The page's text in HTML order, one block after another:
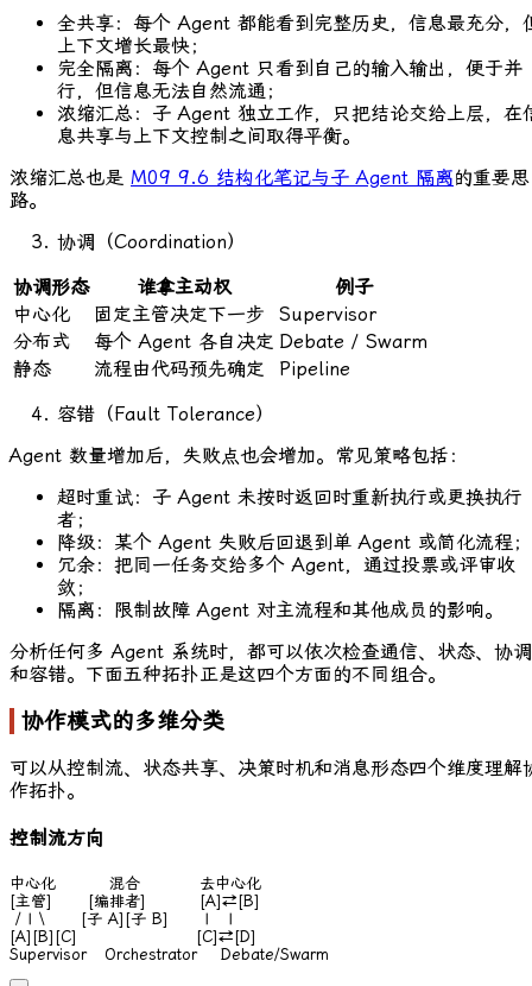
全共享：每个 Agent 都能看到完整历史，信息最充分，
上下文增长最快；
完全隔离：每个 Agent 只看到自己的输入输出，便于并
行，但信息无法自然流通；
浓缩汇总：子 Agent 独立工作，只把结论交给上层，在
息共享与上下文控制之间取得平衡。
浓缩汇总也是 M09 9.6 结构化笔记与子 Agent 隔离的重要思
路。
协调（Coordination）
协调形态
谁拿主动权
例子
中心化
固定主管决定下一步
Supervisor
分布式
每个 Agent 各自决定 Debate / Swarm
静态
流程由代码预先确定
Pipeline
容错（Fault Tolerance）
Agent 数量增加后，失败点也会增加。常见策略包括：
超时重试：子 Agent 未按时返回时重新执行或更换执行
者；
降级：某个 Agent 失败后回退到单 Agent 或简化流程；
冗余：把同一任务交给多个 Agent，通过投票或评审收
敛；
隔离：限制故障 Agent 对主流程和其他成员的影响。
分析任何多 Agent 系统时，都可以依次检查通信、状态、协调
和容错。下面五种拓扑正是这四个方面的不同组合。
协作模式的多维分类
可以从控制流、状态共享、决策时机和消息形态四个维度理解
作拓扑。
控制流方向
中心化         混合          去中心化
[主管]      [编排者]         [A]⇄[B]
/ | \      [子 A][子 B]      |   |
[A][B][C]                    [C]⇄[D]
Supervisor   Orchestrator    Debate/Swarm